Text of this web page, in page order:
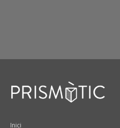
Peu
Inici